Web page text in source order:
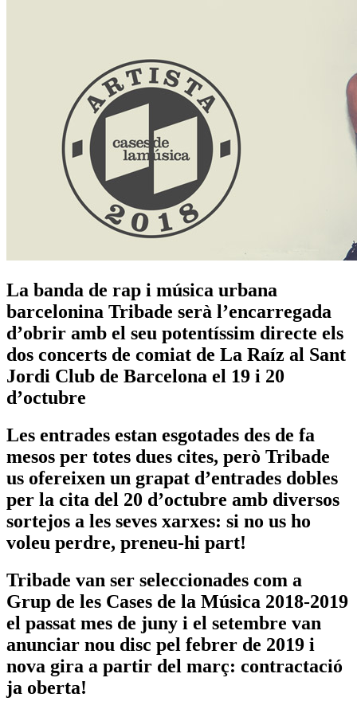
La banda de rap i música urbana
barcelonina Tribade serà l’encarregada
d’obrir amb el seu potentíssim directe els
dos concerts de comiat de La Raíz al Sant
Jordi Club de Barcelona el 19 i 20
d’octubre
Les entrades estan esgotades des de fa
mesos per totes dues cites, però Tribade
us ofereixen un grapat d’entrades dobles
per la cita del 20 d’octubre amb diversos
sortejos a les seves xarxes: si no us ho
voleu perdre, preneu-hi part!
Tribade van ser seleccionades com a
Grup de les Cases de la Música 2018-2019
el passat mes de juny i el setembre van
anunciar nou disc pel febrer de 2019 i
nova gira a partir del març: contractació
ja oberta!